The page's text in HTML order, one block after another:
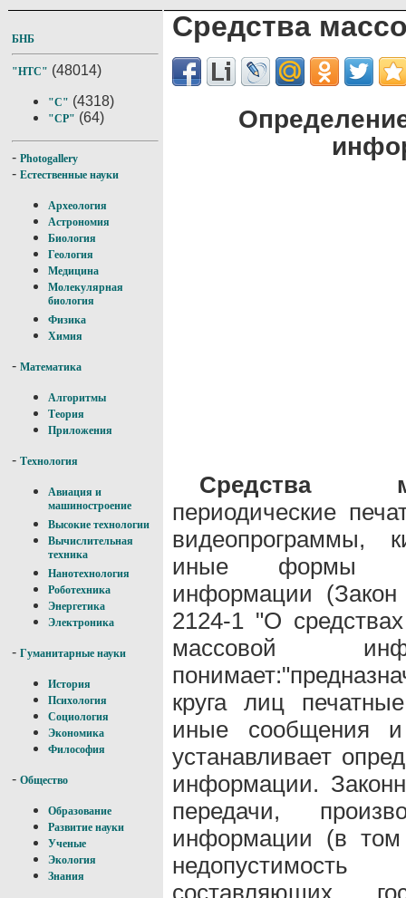
БНБ
"НТС" (48014)
"С" (4318)
"СР" (64)
- Photogallery
- Естественные науки
Археология
Астрономия
Биология
Геология
Медицина
Молекулярная
биология
Физика
Химия
- Математика
Алгоритмы
Теория
Приложения
- Технология
Авиация и
машиностроение
Высокие технологии
Вычислительная
техника
Нанотехнология
Роботехника
Энергетика
Электроника
- Гуманитарные науки
История
Психология
Социология
Экономика
Философия
- Общество
Образование
Развитие науки
Ученые
Экология
Знания
Средства
Средства
периодические
видеопрограммы,
иные формы
информации
2124-1 "О
массовой
круга лиц
иные сообщения и
устанавливает
информации.
передачи,
информации (в том
составляющих